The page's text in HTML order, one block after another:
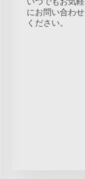
にお問い合わせ
ください。